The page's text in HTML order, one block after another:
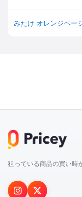
狙っている商品の買い